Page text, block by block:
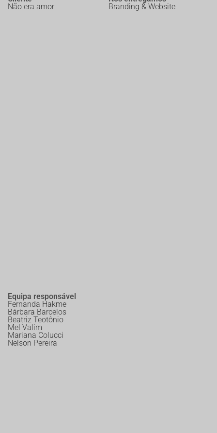
Não era amor
Branding & Website
Equipa responsável
Fernanda Hakme
Bárbara Barcelos
Beatriz Teotônio
Mel Valim
Mariana Colucci
Nelson Pereira